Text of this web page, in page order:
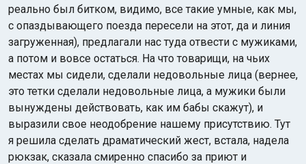
реально был битком, видимо, все такие умные, как мы,
с опаздывающего поезда пересели на этот, да и линия
загруженная), предлагали нас туда отвести с мужиками,
а потом и вовсе остаться. На что товарищи, на чьих
местах мы сидели, сделали недовольные лица (вернее,
это тетки сделали недовольные лица, а мужики были
вынуждены действовать, как им бабы скажут), и
выразили свое неодобрение нашему присутствию. Тут
я решила сделать драматический жест, встала, надела
рюкзак, сказала смиренно спасибо за приют и